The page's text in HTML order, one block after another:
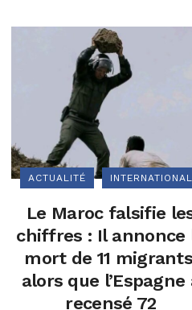
ACTUALITÉ INTERNATIONAL
Le Maroc falsifie
chiffres : Il annonce
mort de 11
alors que l’Espagne
recensé 72